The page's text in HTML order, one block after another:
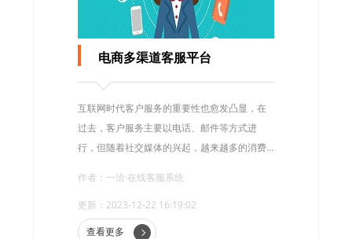
电商多渠道客服平台
互联网时代客户服务的重要性也愈发凸显，在
过去，客户服务主要以电话、邮件等方式进
行，但随着社交媒体的兴起，越来越多的消费
好地满足消费者的需求，电商多渠道客服平台
应运而生。本文将探讨电商多渠道客服平台的
优势和应用场景。
作者：一洽·在线客服系统
更新：2023-12-22 16:19:02
查看更多